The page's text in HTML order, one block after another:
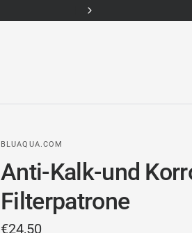
BLUAQUA.COM
Anti-Kalk-und
Filterpatrone
€24,50